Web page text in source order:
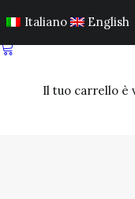
Italiano English
Il tuo carrello è